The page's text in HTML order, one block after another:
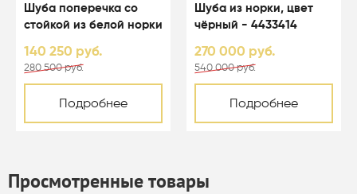
Шуба поперечка со
стойкой из белой норки
140 250 руб.
280 500 руб.
Подробнее
Шуба из норки, цвет
чёрный - 4433414
270 000 руб.
540 000 руб.
Подробнее
Просмотренные товары